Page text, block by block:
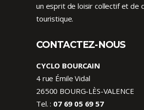
un esprit de loisir collectif et de
touristique.
CONTACTEZ-NOUS
CYCLO BOURCAIN
4 rue Émile Vidal
26500 BOURG-LÈS-VALENCE
Tel. : 07 69 05 69 57